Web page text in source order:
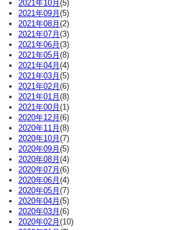
2021年10月(5)
2021年09月(5)
2021年08月(2)
2021年07月(3)
2021年06月(3)
2021年05月(8)
2021年04月(4)
2021年03月(5)
2021年02月(6)
2021年01月(8)
2021年00月(1)
2020年12月(6)
2020年11月(8)
2020年10月(7)
2020年09月(5)
2020年08月(4)
2020年07月(6)
2020年06月(4)
2020年05月(7)
2020年04月(5)
2020年03月(6)
2020年02月(10)